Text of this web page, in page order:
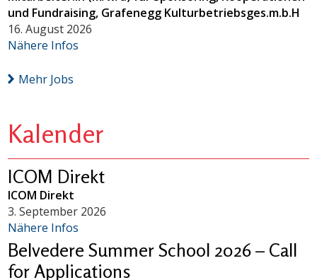
und Fundraising, Grafenegg Kulturbetriebsges.m.b.H
16. August 2026
Nähere Infos
Mehr Jobs
Kalender
ICOM Direkt
ICOM Direkt
3. September 2026
Nähere Infos
Belvedere Summer School 2026 – Call
for Applications